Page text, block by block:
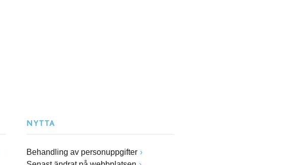
NYTTA
Behandling av personuppgifter